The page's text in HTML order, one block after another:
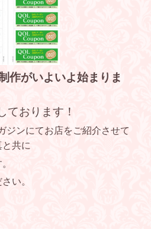
作がいよいよ始まりま
ております！
ジンにてお店をご紹介させて
共に
い。